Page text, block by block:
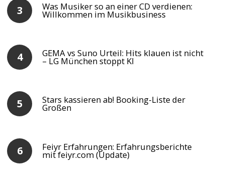
Was Musiker so an einer CD verdienen:
Willkommen im Musikbusiness
GEMA vs Suno Urteil: Hits klauen ist nicht
– LG München stoppt KI
Stars kassieren ab! Booking-Liste der
Großen
Feiyr Erfahrungen: Erfahrungsberichte
mit feiyr.com (Update)